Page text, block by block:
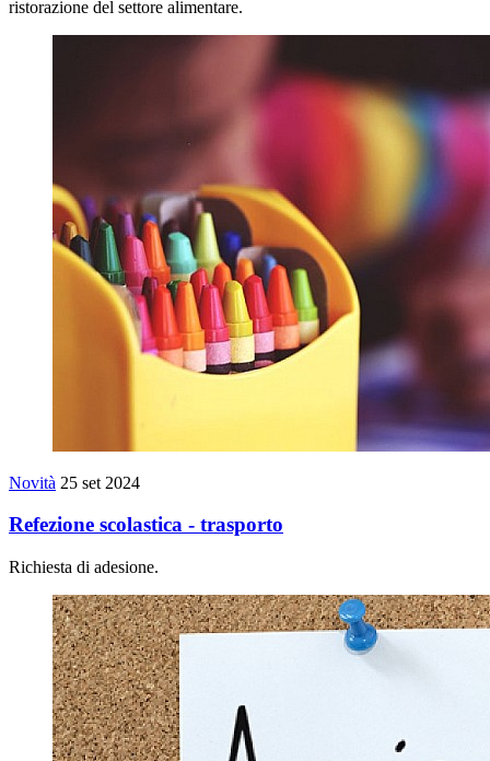
ristorazione del settore alimentare.
Novità 25 set 2024
Refezione scolastica - trasporto
Richiesta di adesione.